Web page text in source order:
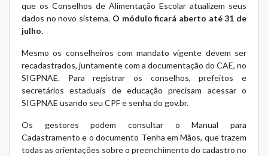
que os Conselhos de Alimentação Escolar atualizem seus
dados no novo sistema. O módulo ficará aberto até 31 de
julho.
Mesmo os conselheiros com mandato vigente devem ser
recadastrados, juntamente com a documentação do CAE, no
SIGPNAE. Para registrar os conselhos, prefeitos e
secretários estaduais de educação precisam acessar o
SIGPNAE usando seu CPF e senha do gov.br.
Os gestores podem consultar oManual para
Cadastramento e odocumento Tenha em Mãos, que trazem
todas as orientações sobre o preenchimento do cadastro no